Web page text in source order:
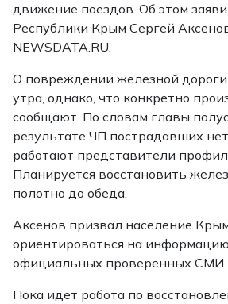
движение поездов. Об этом
Республики Крым Сергей
NEWSDATA.RU.
О повреждении железной дороги
утра, однако, что конкретно
сообщают. По словам главы
результате ЧП пострадавших
работают представители
Планируется восстановить
полотно до обеда.
Аксенов призвал население
ориентироваться на
официальных проверенных СМИ.
Пока идет работа по